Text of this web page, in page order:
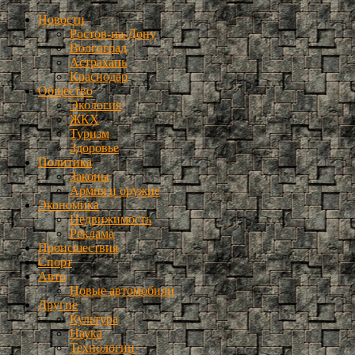
Новости
Ростов-на-Дону
Волгоград
Астрахань
Краснодар
Общество
Экология
ЖКХ
Туризм
Здоровье
Политика
Законы
Армия и оружие
Экономика
Недвижимость
Реклама
Происшествия
Спорт
Авто
Новые автомобили
Другие
Культура
Наука
Технологии